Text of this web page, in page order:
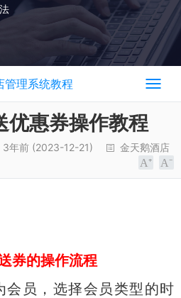
管理系统教程
优惠券操作教程
3年前 (2023-12-21)
金天鹅酒店
券的操作流程
会员，选择会员类型的时